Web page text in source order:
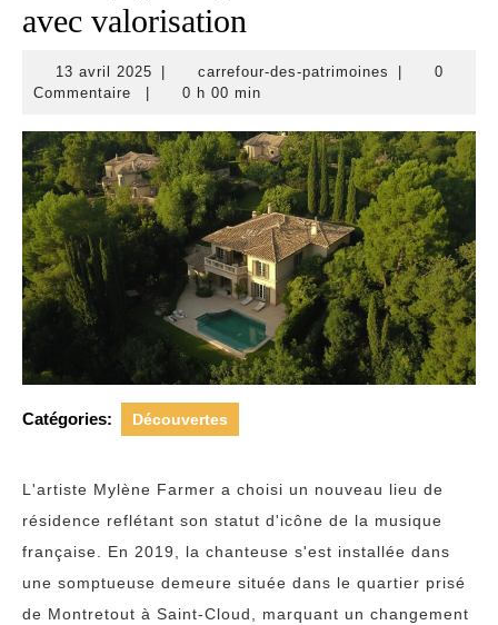
avec valorisation
13 avril 2025
13
avril
carrefour-des-patrimoines
carrefour-
0
Commentaire
0 h 00 min
Catégories: Découvertes
L'artiste Mylène Farmer a choisi un nouveau lieu de
résidence reflétant son statut d'icône de la musique
française. En 2019, la chanteuse s'est installée dans
une somptueuse demeure située dans le quartier prisé
de Montretout à Saint-Cloud, marquant un changement